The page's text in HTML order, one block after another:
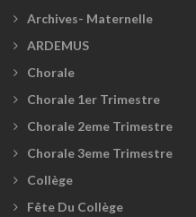
Archives- Maternelle
ARDEMUS
Chorale
Chorale 1er Trimestre
Chorale 2eme Trimestre
Chorale 3eme Trimestre
Collège
Fête Du Collège